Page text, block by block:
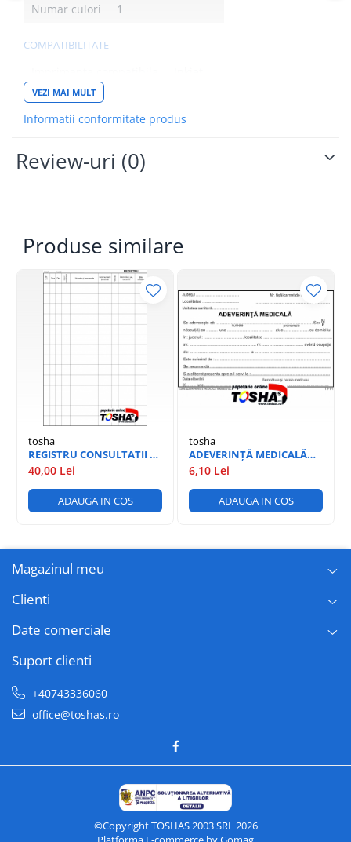
Numar culori
1
COMPATIBILITATE
Brand compatibil
Model compatibil
MP240, MP260
VEZI MAI MULT
Informatii conformitate produs
Review-uri (0)
Produse similare
tosha
REGISTRU CONSULTATII A4
100 PAG
40,00 Lei
ADAUGA IN COS
tosha
ADEVERINȚĂ MEDICALĂ
18-1-1
6,10 Lei
ADAUGA IN COS
Magazinul meu
Clienti
Date comerciale
Suport clienti
+40743336060
office@toshas.ro
©Copyright TOSHAS 2003 SRL 2026